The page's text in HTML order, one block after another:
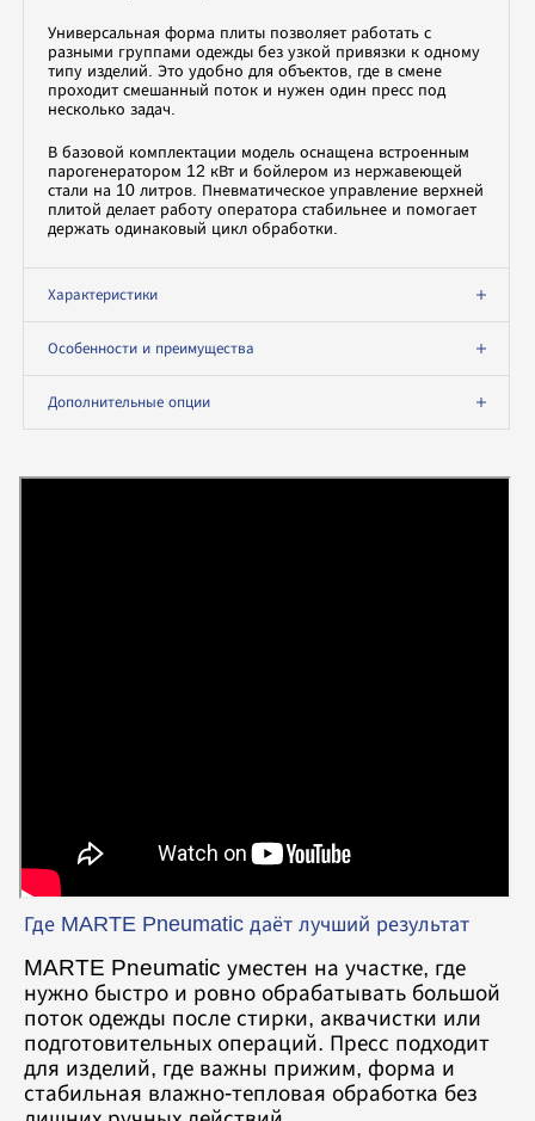
Универсальная форма плиты позволяет работать с
разными группами одежды без узкой привязки к одному
типу изделий. Это удобно для объектов, где в смене
проходит смешанный поток и нужен один пресс под
несколько задач.
В базовой комплектации модель оснащена встроенным
парогенератором 12 кВт и бойлером из нержавеющей
стали на 10 литров. Пневматическое управление верхней
плитой делает работу оператора стабильнее и помогает
держать одинаковый цикл обработки.
Характеристики
Особенности и преимущества
Дополнительные опции
Где MARTE Pneumatic даёт лучший результат
MARTE Pneumatic уместен на участке, где
нужно быстро и ровно обрабатывать большой
поток одежды после стирки, аквачистки или
подготовительных операций. Пресс подходит
для изделий, где важны прижим, форма и
стабильная влажно-тепловая обработка без